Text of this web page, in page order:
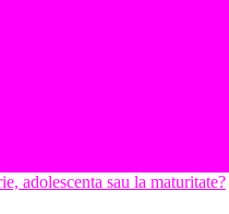
adolescenta sau la maturitate?